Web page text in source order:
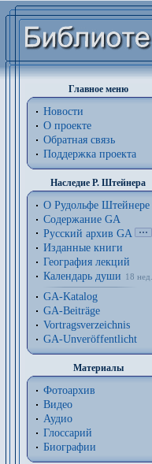
Главное меню
Новости
О проекте
Обратная связь
Поддержка проекта
Наследие Р. Штейнера
О Рудольфе Штейнере
Содержание GA
Русский архив GA
Изданные книги
География лекций
Календарь души
18 нед.
GA-Katalog
GA-Beiträge
Vortragsverzeichnis
GA-Unveröffentlicht
Материалы
Фотоархив
Видео
Аудио
Глоссарий
Биографии